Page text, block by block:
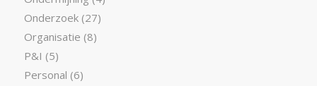
Onderzoek(27)
Organisatie (8)
P&I (5)
Personal (6)